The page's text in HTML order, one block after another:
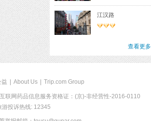
江汉路
查看更多
益 About Us Trip.com Group
互联网药品信息服务资格证：(京)-非经营性-2016-0110
游投诉热线: 12345